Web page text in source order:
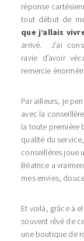
réponse
tout début de
que j’allais
arrivé. J’ai
ravie d’avoir
remercie
Par ailleurs, je
avec la
la toute première
qualité du
conseillères joue
Béatrice a
mes envies,
Et voilà, grâce à
souvent rêvé de
une boutique de